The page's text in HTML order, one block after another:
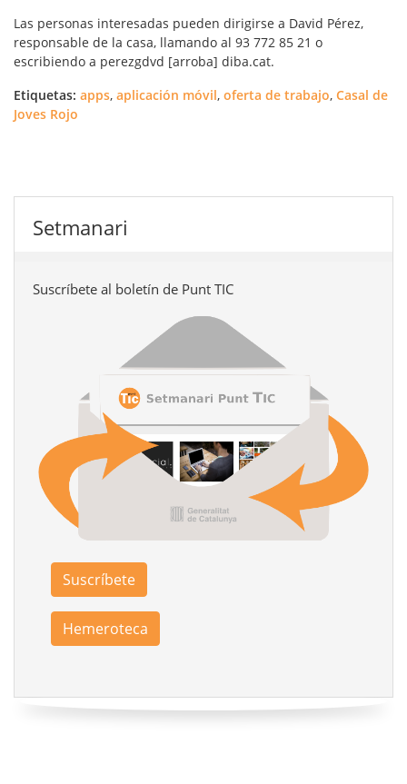
Las personas interesadas pueden dirigirse a David Pérez,
responsable de la casa, llamando al 93 772 85 21 o
escribiendo a perezgdvd [arroba] diba.cat.
Etiquetas: apps, aplicación móvil, oferta de trabajo, Casal de
Joves Rojo
Setmanari
Suscríbete al boletín de Punt TIC
Suscríbete
Hemeroteca